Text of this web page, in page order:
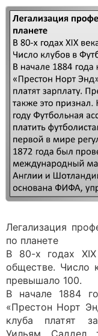
Легализация
по планете
В 80-х годах
обществе. Число
превышало 100.
В начале 1884
«Престон Норт
клуба платят
Уильям Саддел